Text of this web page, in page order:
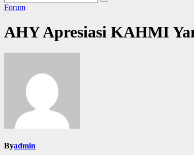
Forum
AHY Apresiasi KAHMI
Byadmin